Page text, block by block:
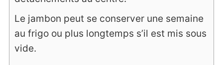
Le jambon peut se conserver une semaine
au frigo ou plus longtemps s’il est mis sous
vide.